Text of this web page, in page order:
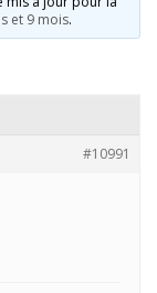
et 9 mois.
#10991